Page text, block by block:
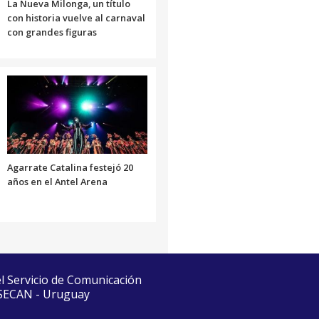
La Nueva Milonga, un título
con historia vuelve al carnaval
con grandes figuras
Agarrate Catalina festejó 20
años en el Antel Arena
de Comunicación
- Uruguay